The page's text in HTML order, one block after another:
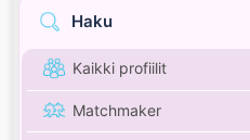
Haku
Kaikki profiilit
Matchmaker